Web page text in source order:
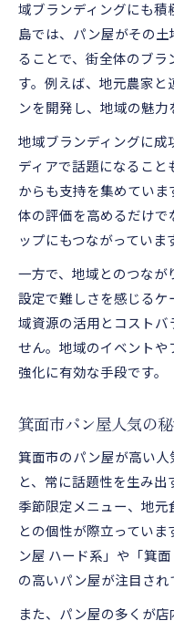
域ブランディングにも積
島では、パン屋がその
ることで、街全体のブラ
す。例えば、地元農家
ンを開発し、地域の魅力
地域ブランディングに成
ディアで話題になるこ
からも支持を集めてい
体の評価を高めるだけ
ップにもつながっていま
一方で、地域とのつなが
設定で難しさを感じる
域資源の活用とコストバ
せん。地域のイベントや
強化に有効な手段です。
箕面市パン屋人気の
箕面市のパン屋が高い
と、常に話題性を生み
季節限定メニュー、地
との個性が際立ってい
ン屋 ハード系」や「箕
の高いパン屋が注目され
また、パン屋の多くが